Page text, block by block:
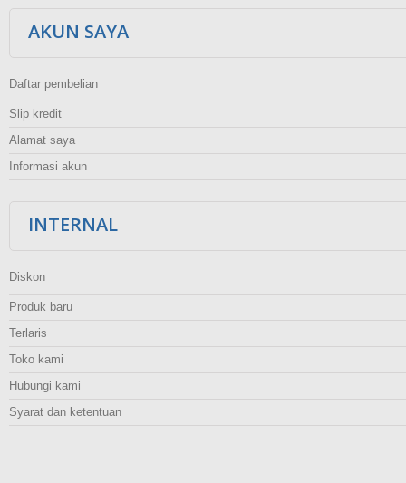
AKUN SAYA
Daftar pembelian
Slip kredit
Alamat saya
Informasi akun
INTERNAL
Diskon
Produk baru
Terlaris
Toko kami
Hubungi kami
Syarat dan ketentuan